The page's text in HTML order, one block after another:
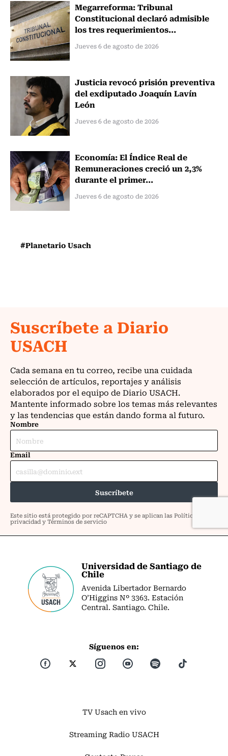
Megarreforma: Tribunal
Constitucional declaró admisible
los tres requerimientos...
Jueves 6 de agosto de 2026
Justicia revocó prisión preventiva
del exdiputado Joaquín Lavín
León
Jueves 6 de agosto de 2026
Economía: El Índice Real de
Remuneraciones creció un 2,3%
durante el primer...
Jueves 6 de agosto de 2026
#Planetario Usach
Universidad de Santiago de
Chile
Avenida Libertador Bernardo
O’Higgins Nº 3363. Estación
Central. Santiago. Chile.
Síguenos en:
TV Usach en vivo
Streaming Radio USACH